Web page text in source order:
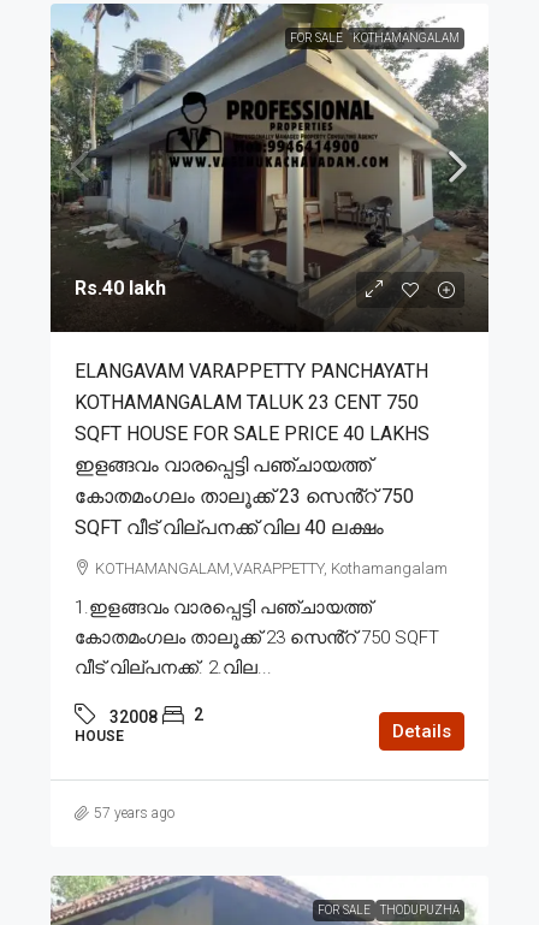
FOR SALE KOTHAMANGALAM
Rs.40 lakh
ELANGAVAM VARAPPETTY PANCHAYATH
KOTHAMANGALAM TALUK 23 CENT 750
SQFT HOUSE FOR SALE PRICE 40 LAKHS
ഇളങ്ങവം വാരപ്പെട്ടി പഞ്ചായത്ത്
കോതമംഗലം താലൂക്ക് 23 സെൻ്റ് 750
SQFT വീട് വില്പനക്ക് വില 40 ലക്ഷം
KOTHAMANGALAM,VARAPPETTY, Kothamangalam
1.ഇളങ്ങവം വാരപ്പെട്ടി പഞ്ചായത്ത്
കോതമംഗലം താലൂക്ക് 23 സെൻ്റ് 750 SQFT
വീട് വില്പനക്ക്. 2.വില...
32008 2
HOUSE Details
57 years ago
FOR SALE THODUPUZHA